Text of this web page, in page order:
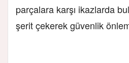
parçalara karşı ikazlarda
şerit çekerek güvenlik